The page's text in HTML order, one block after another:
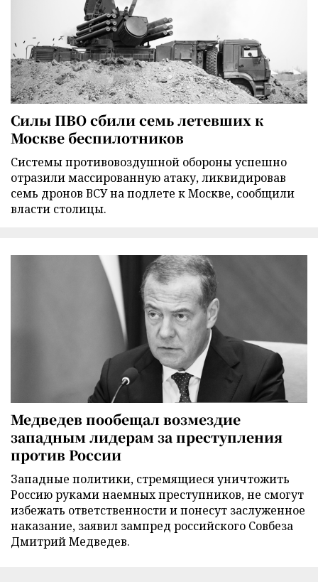
Силы ПВО сбили семь летевших к
Москве беспилотников
Cистемы противовоздушной обороны успешно
отразили массированную атаку, ликвидировав
семь дронов ВСУ на подлете к Москве, сообщили
власти столицы.
Медведев пообещал возмездие
западным лидерам за преступления
против России
Западные политики, стремящиеся уничтожить
Россию руками наемных преступников, не смогут
избежать ответственности и понесут заслуженное
наказание, заявил зампред российского Совбеза
Дмитрий Медведев.